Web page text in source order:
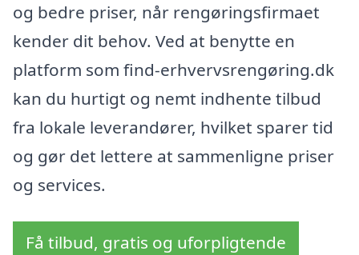
og bedre priser, når rengøringsfirmaet
kender dit behov. Ved at benytte en
platform som find-erhvervsrengøring.dk
kan du hurtigt og nemt indhente tilbud
fra lokale leverandører, hvilket sparer tid
og gør det lettere at sammenligne priser
og services.
Få tilbud, gratis og uforpligtende